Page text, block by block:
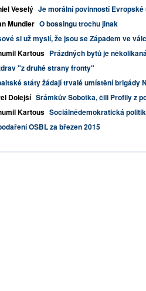
Veselý Je morální povinností
Mundier O bossingu trochu jinak
si už myslí, že jsou se Západem ve
Kartous Prázdných bytů je
"z druhé strany fronty"
státy žádají trvalé umístění brigády
Dolejší Šrámkův Sobotka, čili Profily z
Kartous Sociálnědemokratická
OSBL za březen 2015